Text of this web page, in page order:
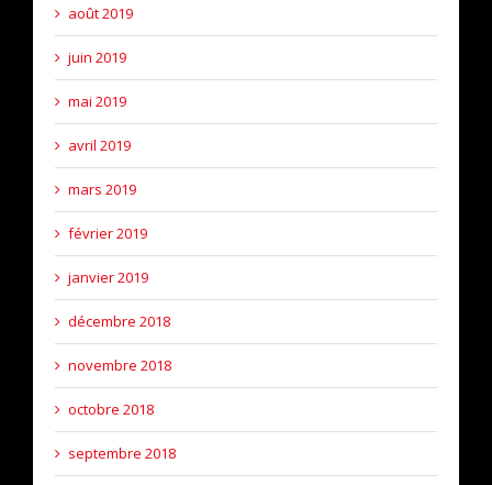
août 2019
juin 2019
mai 2019
avril 2019
mars 2019
février 2019
janvier 2019
décembre 2018
novembre 2018
octobre 2018
septembre 2018